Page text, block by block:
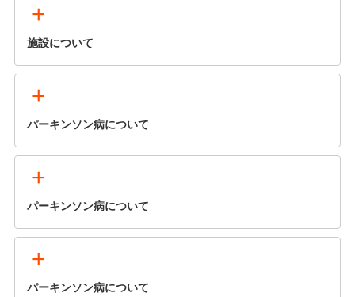
+
施設について
+
パーキンソン病について
+
パーキンソン病について
+
パーキンソン病について